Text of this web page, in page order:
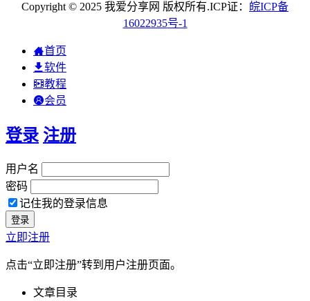
Copyright © 2025 我爱分享网 版权所有.ICP证： 皖ICP备
16022935号-1
首页
软件
教程
会员
登录 注册
用户名
密码
记住我的登录信息
立即注册
点击“立即注册”转到用户注册页面。
文章目录